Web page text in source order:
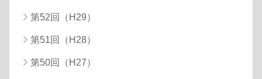
第52回（H29）
第51回（H28）
第50回（H27）